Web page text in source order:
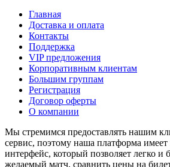
Главная
Доставка и оплата
Контакты
Поддержка
VIP предложения
Корпоративным клиентам
Большим группам
Регистрация
Договор оферты
О компании
Мы стремимся предоставлять нашим
сервис, поэтому наша платформа
интерфейс, который позволяет легко и
желаемый матч, сравнить цены на